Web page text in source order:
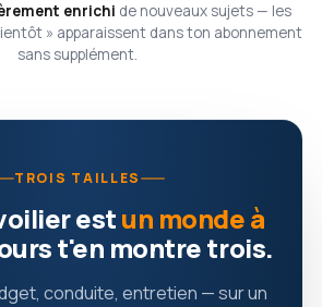
enrichi de nouveaux sujets — les
» apparaissent dans ton abonnement
sans supplément.
TROIS TAILLES
estun monde à
t'en montre trois.
conduite, entretien — sur un